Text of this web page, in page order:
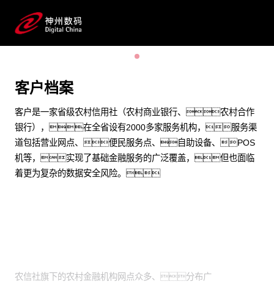
客户档案
客户是一家省级农村信用社（农村商业银行、农村合作
银行），在全省设有2000多家服务机构，服务渠
道包括营业网点、便民服务点、自助设备、POS
机等，实现了基础金融服务的广泛覆盖，但也面临
着更为复杂的数据安全风险。
农信社旗下的农村金融机构网点众多、分布广